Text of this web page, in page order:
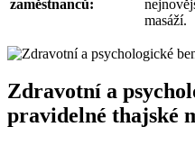
zaměstnanců:
masáží.
Zdravotní a
pravidelné thajské